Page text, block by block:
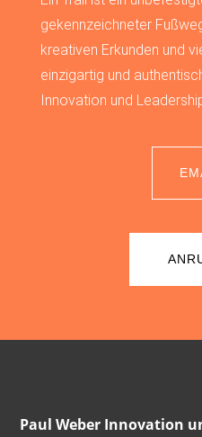
gekennzeichneter
kreativen Erkunden und
einzigartig und
Innovation und
Paul Weber Innovation